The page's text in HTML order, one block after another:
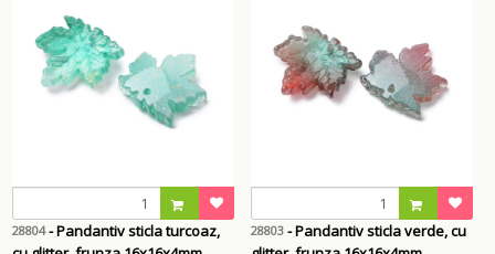
28804- Pandantiv sticla turcoaz,
28803- Pandantiv sticla verde, cu